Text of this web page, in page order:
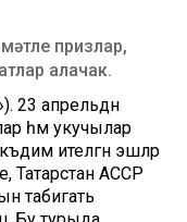
призлар,
алачак.
23 апрельдән
һәм укучылар
ителгән эшләр
Татарстан АССР
табигать